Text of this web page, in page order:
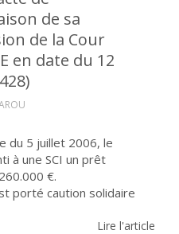
de sa
de la Cour
en date du 12
du 5 juillet 2006, le
à une SCI un prêt
€.
porté caution solidaire
Lire l'article